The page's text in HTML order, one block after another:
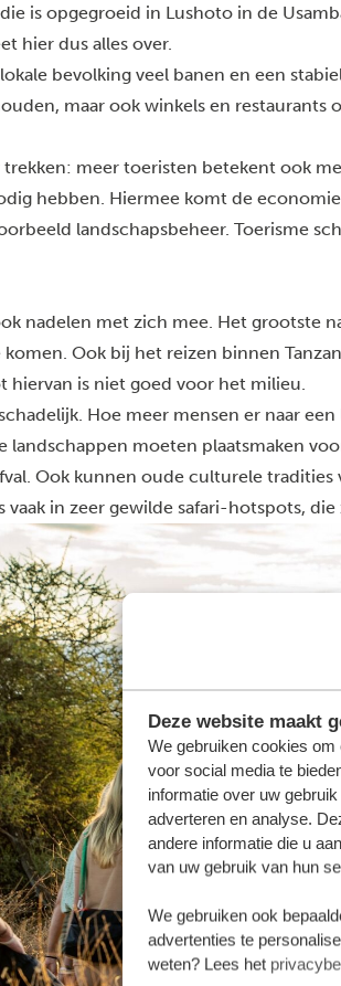
Deze website maakt
We gebruiken cookies
voor social media te
informatie over uw
adverteren en analyse.
andere informatie die u
van uw gebruik van hun
We gebruiken ook
advertenties te
weten? Lees het
is opgegroeid in Lushoto in de
hier dus alles over.
bevolking veel banen en een
maar ook winkels en restaurants
meer toeristen betekent ook
hebben. Hiermee komt de
landschapsbeheer. Toerisme
nadelen met zich mee. Het grootste
Ook bij het reizen binnen
is niet goed voor het milieu.
Hoe meer mensen er naar
landschappen moeten plaatsmaken
Ook kunnen oude culturele tradities
in zeer gewilde safari-hotspots,